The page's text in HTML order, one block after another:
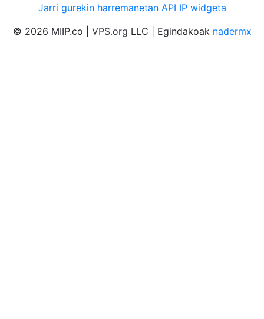
Jarri gurekin harremanetan API IP widgeta
© 2026 MIIP.co | VPS.org LLC | Egindakoak nadermx